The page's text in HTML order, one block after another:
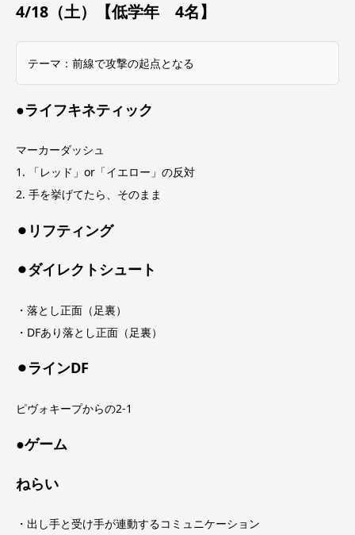
4/18（土）【低学年 4名】
テーマ：前線で攻撃の起点となる
●ライフキネティック
マーカーダッシュ
1. 「レッド」or「イエロー」の反対
2. 手を挙げてたら、そのまま
⚫︎リフティング
⚫︎ダイレクトシュート
・落とし正面（足裏）
・DFあり落とし正面（足裏）
⚫︎ラインDF
ピヴォキープからの2-1
●ゲーム
ねらい
・出し手と受け手が連動するコミュニケーション